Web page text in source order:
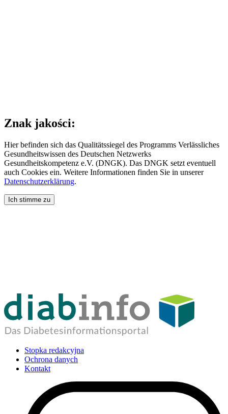
Znak jakości:
Hier befinden sich das Qualitätssiegel des Programms Verlässliches
Gesundheitswissen des Deutschen Netzwerks
Gesundheitskompetenz e.V. (DNGK). Das DNGK setzt eventuell
auch Cookies ein. Weitere Informationen finden Sie in unserer
Datenschutzerklärung.
Ich stimme zu
Stopka redakcyjna
Ochrona danych
Kontakt